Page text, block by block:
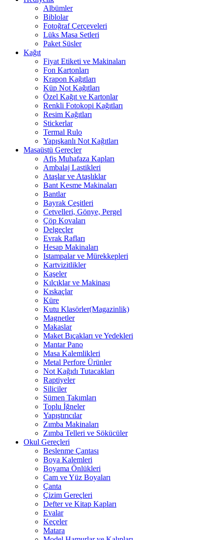
Albümler
Biblolar
Fotoğraf Çerçeveleri
Lüks Masa Setleri
Paket Süsler
Kağıt
Fiyat Etiketi ve Makinaları
Fon Kartonları
Krapon Kağıtları
Küp Not Kağıtları
Özel Kağıt ve Kartonlar
Renkli Fotokopi Kağıtları
Resim Kağıtları
Stickerlar
Termal Rulo
Yapışkanlı Not Kağıtları
Masaüstü Gereçler
Afiş Muhafaza Kapları
Ambalaj Lastikleri
Ataşlar ve Ataşlıklar
Bant Kesme Makinaları
Bantlar
Bayrak Çeşitleri
Cetvelleri, Gönye, Pergel
Çöp Kovaları
Delgeçler
Evrak Rafları
Hesap Makinaları
Istampalar ve Mürekkepleri
Kartvizitlikler
Kaşeler
Kılçıklar ve Makinası
Kıskaçlar
Küre
Kutu Klasörler(Magazinlik)
Magnetler
Makaslar
Maket Bıçakları ve Yedekleri
Mantar Pano
Masa Kalemlikleri
Metal Perfore Ürünler
Not Kağıdı Tutacakları
Raptiyeler
Siliciler
Sümen Takımları
Toplu İğneler
Yapıştırıcılar
Zımba Makinaları
Zımba Telleri ve Sökücüler
Okul Gereçleri
Beslenme Çantası
Boya Kalemleri
Boyama Önlükleri
Cam ve Yüz Boyaları
Çanta
Çizim Gereçleri
Defter ve Kitap Kapları
Evalar
Keçeler
Matara